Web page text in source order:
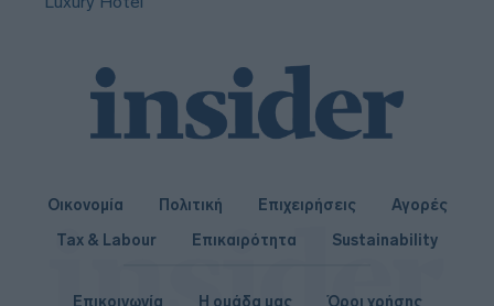
Οικονομία Πολιτική Επιχειρήσεις
Αγορές
Tax & Labour
Επικαιρότητα Sustainability
Επικοινωνία Η ομάδα μας Όροι χρήσης